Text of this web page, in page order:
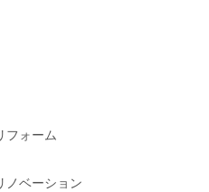
フォーム
ノベーション